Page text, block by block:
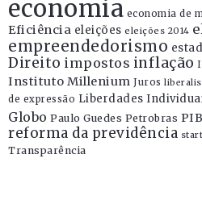
economia economia de
Eficiência eleições eleições 2014
empreendedorismo
Direito impostos inflação
Instituto Millenium Juros
de expressão Liberdades
Globo Paulo Guedes Petrobras PIB
reforma da previdência
Transparência